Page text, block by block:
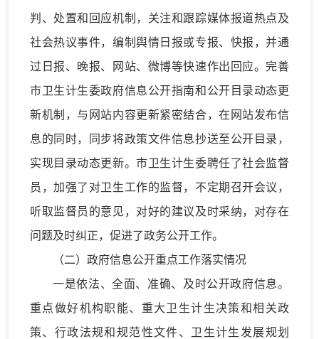
判、处置和回应机制，关注和跟踪媒体报道热点及
社会热议事件，编制舆情日报或专报、快报，并通
过日报、晚报、网站、微博等快速作出回应。完善
市卫生计生委政府信息公开指南和公开目录动态更
新机制，与网站内容更新紧密结合，在网站发布信
息的同时，同步将政策文件信息抄送至公开目录，
实现目录动态更新。市卫生计生委聘任了社会监督
员，加强了对卫生工作的监督，不定期召开会议，
听取监督员的意见，对好的建议及时采纳，对存在
问题及时纠正，促进了政务公开工作。
（二）政府信息公开重点工作落实情况
一是依法、全面、准确、及时公开政府信息。
重点做好机构职能、重大卫生计生决策和相关政
策、行政法规和规范性文件、卫生计生发展规划